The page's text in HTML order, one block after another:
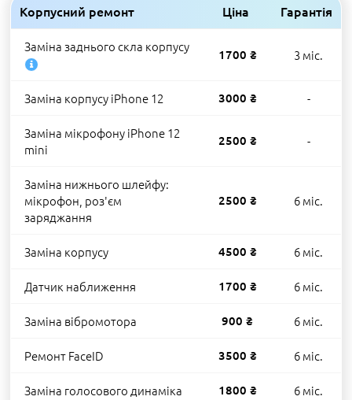
Корпусний ремонт Ціна Гарантія
Заміна заднього скла корпусу 1700 ₴ 3 міс.
Заміна корпусу iPhone 12 3000 ₴ -
Заміна мікрофону iPhone 12
mini
2500 ₴ -
Заміна нижнього шлейфу:
мікрофон, роз'єм
заряджання
2500 ₴ 6 міс.
Заміна корпусу 4500 ₴ 6 міс.
Датчик наближення 1700 ₴ 6 міс.
Заміна вібромотора 900 ₴ 6 міс.
Ремонт FaceID 3500 ₴ 6 міс.
Заміна голосового динаміка 1800 ₴ 6 міс.